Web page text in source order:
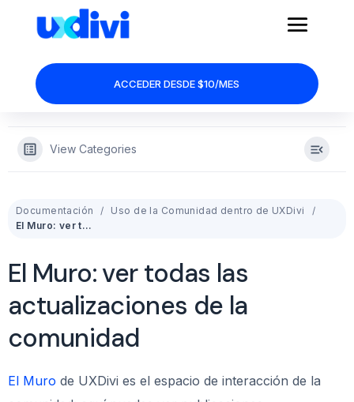
ACCEDER DESDE $10/MES
View Categories
Documentación
Uso de la Comunidad dentro de UXDivi
El Muro: ver todas las actualizaciones de la comunidad
El Muro: ver todas las
actualizaciones de la
comunidad
El Muro de UXDivi es el espacio de interacción de la